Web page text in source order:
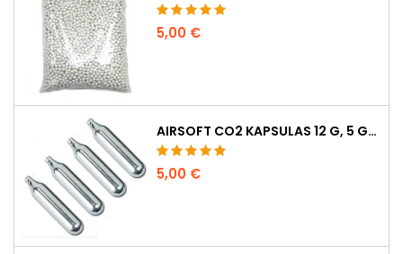
5,00 €
AIRSOFT CO2 KAPSULAS 12 G, 5 GAB. IEPAKOJUMĀ – RAŽOTAS UNGĀRIJĀ, ES, AUGSTĀKĀ KVALITĀTE
5,00 €